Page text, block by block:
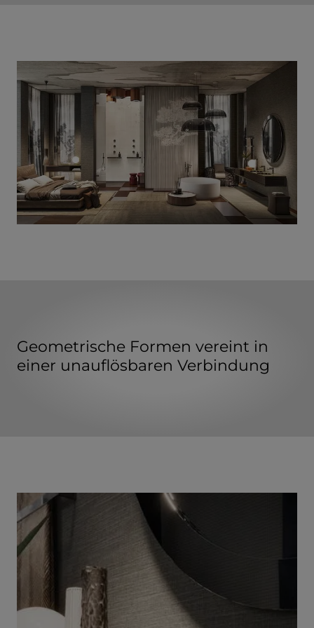
Geometrische Formen vereint in
einer unauflösbaren Verbindung